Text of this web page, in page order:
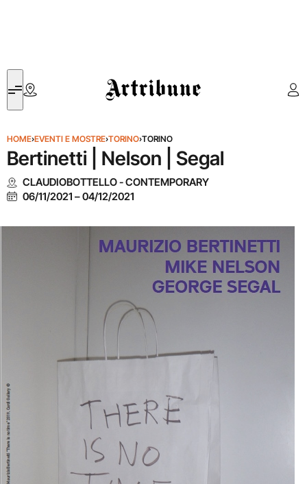
Artribune
HOME›EVENTI E MOSTRE›TORINO›TORINO
Bertinetti | Nelson | Segal
CLAUDIOBOTTELLO - CONTEMPORARY
06/11/2021 –04/12/2021